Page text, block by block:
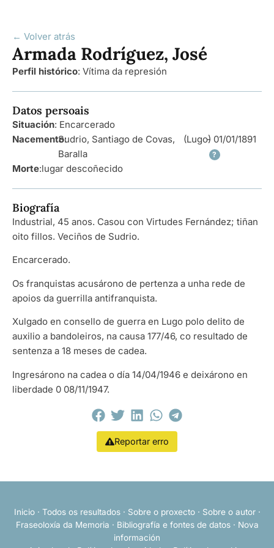
← Volver atrás
Armada Rodríguez, José
Perfil histórico: Vítima da represión
Datos persoais
Situación: Encarcerado
Nacemento:
Sudrio, Santiago de Covas,
Baralla
(Lugo)- 01/01/1891
?
Morte:lugar descoñecido
Biografía
Industrial, 45 anos. Casou con Virtudes Fernández; tiñan
oito fillos. Veciños de Sudrio.
Encarcerado.
Os franquistas acusárono de pertenza a unha rede de
apoios da guerrilla antifranquista.
Xulgado en consello de guerra en Lugo polo delito de
auxilio a bandoleiros, na causa 177/46, co resultado de
sentenza a 18 meses de cadea.
Ingresárono na cadea o día 14/04/1946 e deixárono en
liberdade 0 08/11/1947.
Reportar erro
Inicio· Todos os resultados· Sobre o proxecto· Sobre o autor·
Fraseoloxía da Memoria · Bibliografía e fontes de datos· Nova
información